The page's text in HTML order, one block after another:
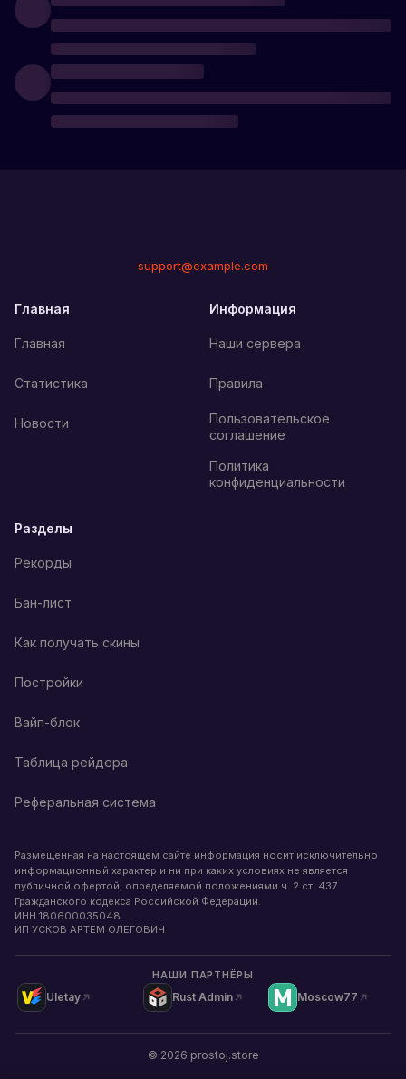
support@example.com
Главная
Главная
Статистика
Новости
Информация
Наши сервера
Правила
Пользовательское
соглашение
Политика
конфиденциальности
Разделы
Рекорды
Бан-лист
Как получать скины
Постройки
Вайп-блок
Таблица рейдера
Реферальная система
Размещенная на настоящем сайте информация носит исключительно
информационный характер и ни при каких условиях не является
публичной офертой, определяемой положениями ч. 2 ст. 437
Гражданского кодекса Российской Федерации.
ИНН 180600035048
ИП УСКОВ АРТЕМ ОЛЕГОВИЧ
НАШИ ПАРТНЁРЫ
Uletay Rust Admin Moscow77
© 2026 prostoj.store